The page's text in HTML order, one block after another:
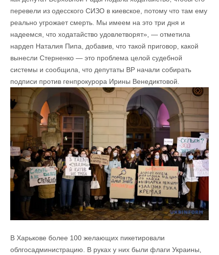
перевели из одесского СИЗО в киевское, потому что там ему
реально угрожает смерть. Мы имеем на это три дня и
надеемся, что ходатайство удовлетворят», — отметила
нардеп Наталия Пипа, добавив, что такой приговор, какой
вынесли Стерненко — это проблема целой судебной
системы и сообщила, что депутаты ВР начали собирать
подписи против генпрокурора Ирины Венедиктовой.
В Харькове более 100 желающих пикетировали
облгосадминистрацию. В руках у них были флаги Украины,